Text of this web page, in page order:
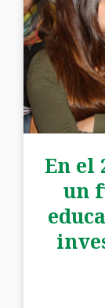
En el
un